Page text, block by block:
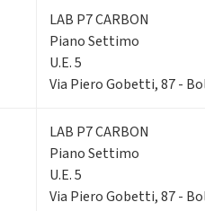
LAB P7 CARBON
Piano Settimo
U.E. 5
Via Piero Gobetti, 87 -
LAB P7 CARBON
Piano Settimo
U.E. 5
Via Piero Gobetti, 87 -